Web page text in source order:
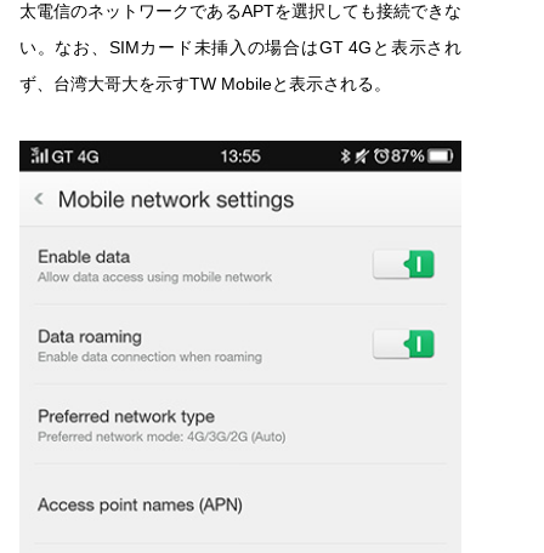
太電信のネットワークであるAPTを選択しても接続できな
い。なお、SIMカード未挿入の場合はGT 4Gと表示され
ず、台湾大哥大を示すTW Mobileと表示される。